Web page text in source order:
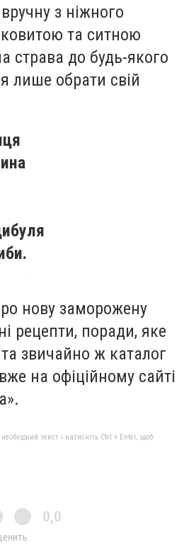
з ніжного
та ситною
страва до будь-якого
лише обрати свій
нову заморожену
рецепти, поради, яке
та звичайно ж каталог
на офіційному сайті
текст і натисніть Ctrl + Enter, щоб
0,0